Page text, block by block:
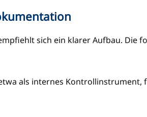
sich ein klarer Aufbau. Die
als internes Kontrollinstrument,